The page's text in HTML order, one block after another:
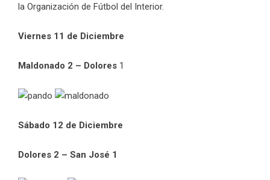
la Organización de Fútbol del Interior.
Viernes 11 de Diciembre
Maldonado 2 – Dolores 1
Sábado 12 de Diciembre
Dolores 2 – San José 1